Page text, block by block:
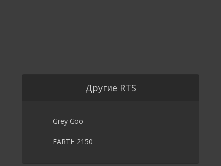
Другие RTS
Grey Goo
EARTH 2150